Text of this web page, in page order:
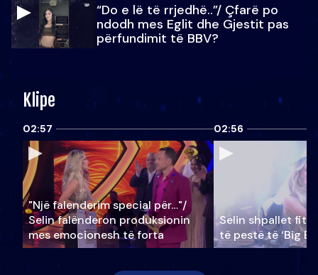
“Do e lë të rrjedhë..”/ Çfarë po
ndodh mes Eglit dhe Gjestit pas
përfundimit të BBV?
Klipe
02:57
"Një falenderim special për…"/
Selin falënderon produksionin
mes emocionesh të forta
02:56
Selin shpallet
të pestë të ‘Big